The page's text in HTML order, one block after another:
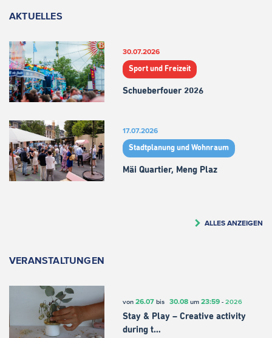
AKTUELLES
30.07.2026
Sport und Freizeit
Schueberfouer 2026
17.07.2026
Stadtplanung und Wohnraum
Mäi Quartier, Meng Plaz
ALLES ANZEIGEN
VERANSTALTUNGEN
von 26.07bis 30.08um 23:59- 2026
Stay & Play – Creative activity
during t…